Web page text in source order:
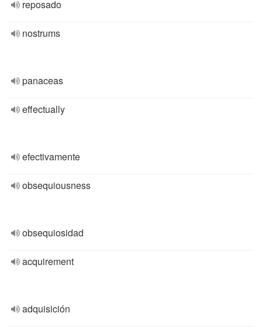
reposado
nostrums
panaceas
effectually
efectivamente
obsequiousness
obsequiosidad
acquirement
adquisición